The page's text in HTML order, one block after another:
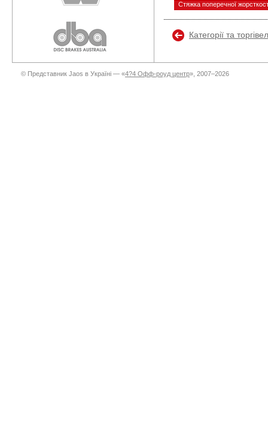
Стяжка поперечної
Категорії та
© Представник Jaos в Україні — «4?4 Офф-роуд центр», 2007–2026